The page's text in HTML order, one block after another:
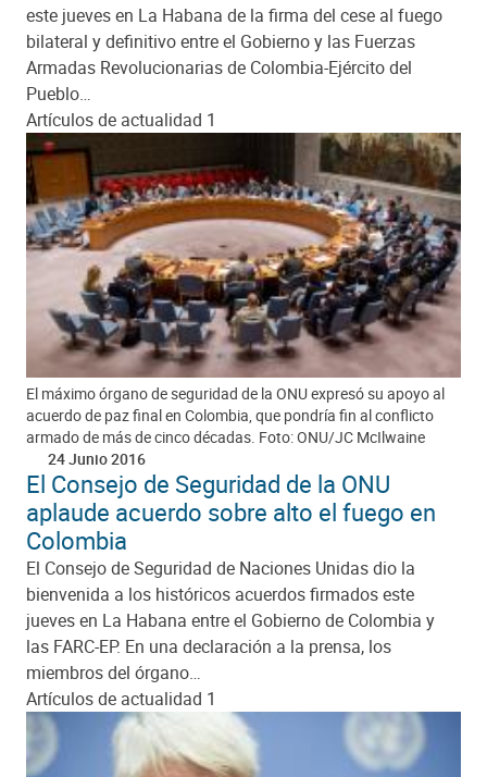
este jueves en La Habana de la firma del cese al fuego
bilateral y definitivo entre el Gobierno y las Fuerzas
Armadas Revolucionarias de Colombia-Ejército del
Pueblo…
Artículos de actualidad 1
El máximo órgano de seguridad de la ONU expresó su apoyo al
acuerdo de paz final en Colombia, que pondría fin al conflicto
armado de más de cinco décadas. Foto: ONU/JC McIlwaine
24 Junio 2016
El Consejo de Seguridad de la ONU
aplaude acuerdo sobre alto el fuego en
Colombia
El Consejo de Seguridad de Naciones Unidas dio la
bienvenida a los históricos acuerdos firmados este
jueves en La Habana entre el Gobierno de Colombia y
las FARC-EP. En una declaración a la prensa, los
miembros del órgano…
Artículos de actualidad 1